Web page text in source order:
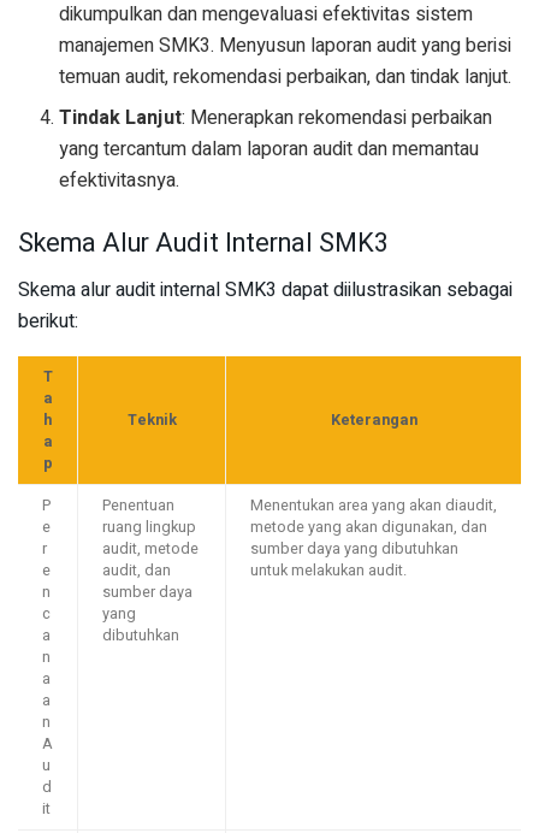
dikumpulkan dan mengevaluasi efektivitas sistem
manajemen SMK3. Menyusun laporan audit yang berisi
temuan audit, rekomendasi perbaikan, dan tindak lanjut.
Tindak Lanjut: Menerapkan rekomendasi perbaikan
yang tercantum dalam laporan audit dan memantau
efektivitasnya.
Skema Alur Audit Internal SMK3
Skema alur audit internal SMK3 dapat diilustrasikan sebagai
berikut:
T
a
h
a
p
Teknik Keterangan
P
e
r
e
n
c
a
n
a
a
n
A
u
d
it
Penentuan
ruang lingkup
audit, metode
audit, dan
sumber daya
yang
dibutuhkan
Menentukan area yang akan diaudit,
metode yang akan digunakan, dan
sumber daya yang dibutuhkan
untuk melakukan audit.